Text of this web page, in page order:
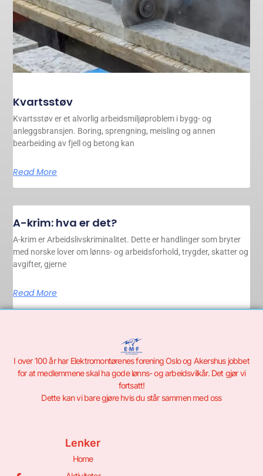
Kvartsstøv
Kvartsstøv er et alvorlig arbeidsmiljøproblem i bygg- og
anleggsbransjen. Boring, sprengning, meisling og annen
bearbeiding av fjell og betong kan
Read More
A-krim: hva er det?
A-krim er Arbeidslivskriminalitet. Dette er handlinger som bryter
med norske lover om lønns- og arbeidsforhold, trygder, skatter og
avgifter, gjerne
Read More
I over 100 år har Elektromontørenes forening Oslo og Akershus jobbet
for at medlemmene skal ha gode lønns- og arbeidsvilkår. Det gjør vi
fortsatt!
Dette kan vi bare gjøre hvis du står sammen med oss
Lenker
Home